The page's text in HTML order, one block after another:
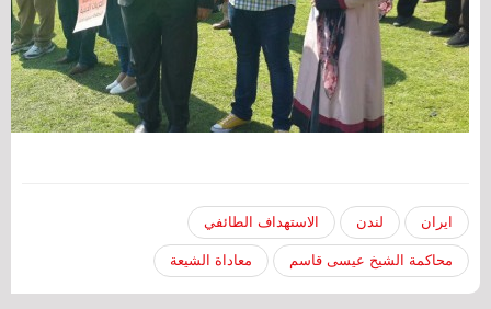
ايران لندن الاستهداف الطائفي
محاكمة الشيخ عيسى قاسم معاداة الشيعة